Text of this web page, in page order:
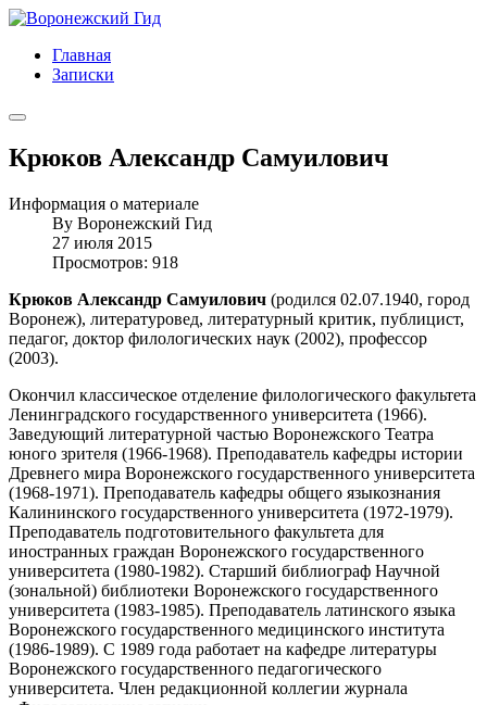
Главная
Записки
Крюков Александр Самуилович
Информация о материале
By Воронежский Гид
27 июля 2015
Просмотров: 918
Крюков Александр Самуилович (родился 02.07.1940, город
Воронеж), литературовед, литературный критик, публицист,
педагог, доктор филологических наук (2002), профессор
(2003).
Окончил классическое отделение филологического факультета
Ленинградского государственного университета (1966).
Заведующий литературной частью Воронежского Театра
юного зрителя (1966-1968). Преподаватель кафедры истории
Древнего мира Воронежского государственного университета
(1968-1971). Преподаватель кафедры общего языкознания
Калининского государственного университета (1972-1979).
Преподаватель подготовительного факультета для
иностранных граждан Воронежского государственного
университета (1980-1982). Старший библиограф Научной
(зональной) библиотеки Воронежского государственного
университета (1983-1985). Преподаватель латинского языка
Воронежского государственного медицинского института
(1986-1989). С 1989 года работает на кафедре литературы
Воронежского государственного педагогического
университета. Член редакционной коллегии журнала